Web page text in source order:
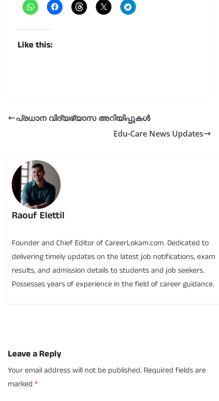
Like this:
പ്രധാന വിദ്യഭ്യാസ അറിയിപ്പുകൾ
Edu-Care News Updates
Raouf Elettil
Founder and Chief Editor of CareerLokam.com. Dedicated to
delivering timely updates on the latest job notifications, exam
results, and admission details to students and job seekers.
Possesses years of experience in the field of career guidance.
Leave a Reply
Your email address will not be published. Required fields are
marked *